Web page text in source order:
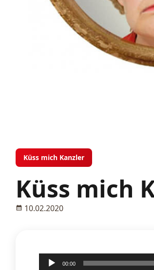
Küss mich Kanzler
Küss mich
10.02.2020
Audio-00:00